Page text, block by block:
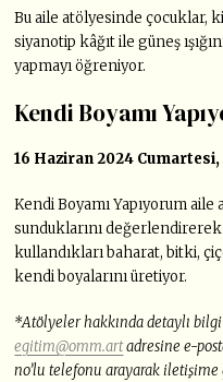
Bu aile atölyesinde çocuklar,
siyanotip kâğıt ile güneş
yapmayı öğreniyor.
Kendi Boyamı
16 Haziran 2024 Cumartesi,
Kendi Boyamı Yapıyorum
sunduklarını
kullandıkları baharat, bitki,
kendi boyalarını üretiyor.
*Atölyeler hakkında detaylı
egitim@omm.artadresine e-
no’lu telefonu arayarak iletişime